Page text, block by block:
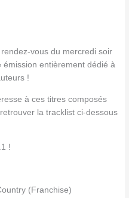
vous du mercredi soir
entièrement dédié à
!
à ces titres composés
la tracklist ci-dessous
!
(Franchise)